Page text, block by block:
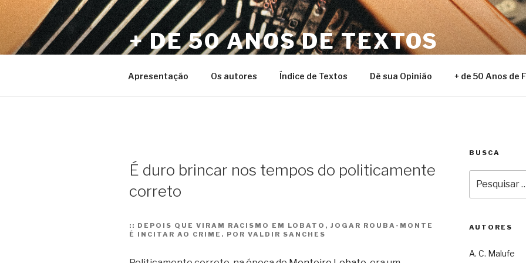
Pular
para
o
conteúdo
+ DE 50 ANOS DE TEXTOS
Apresentação Os autores Índice de Textos Dê sua Opinião + de 50 Anos de
É duro brincar nos tempos do politicamente
correto
:: DEPOIS QUE VIRAM RACISMO EM LOBATO, JOGAR ROUBA-MONTE
É INCITAR AO CRIME. POR VALDIR SANCHES
BUSCA
por:
AUTORES
A. C. Malufe